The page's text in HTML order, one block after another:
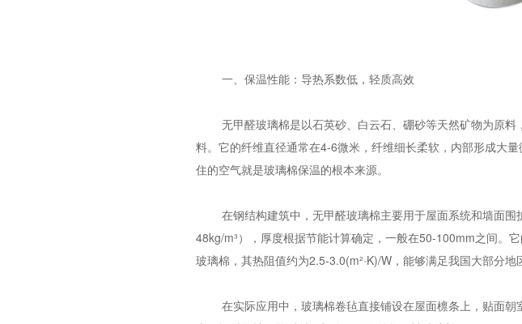
一、保温性能：导热系数低，轻质高效
无甲醛玻璃棉是以石英砂、白云石、硼砂等天然矿物为原
料。它的纤维直径通常在4-6微米，纤维细长柔软，内部形成大
住的空气就是玻璃棉保温的根本来源。
在钢结构建筑中，无甲醛玻璃棉主要用于屋面系统和墙面
48kg/m³），厚度根据节能计算确定，一般在50-100mm之间。
玻璃棉，其热阻值约为2.5-3.0(m²·K)/W，能够满足我国大部分地
在实际应用中， 玻璃棉卷毡直接铺设在屋面檩条上，贴面